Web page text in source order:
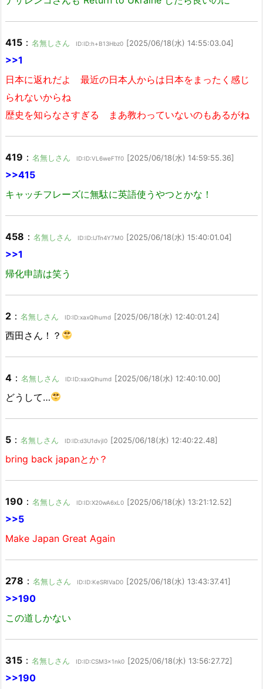
415 ： 名無しさん ID:ID:h+B13Hbz0 [2025/06/18(水) 14:55:03.04]
>>1
日本に返れだよ 最近の日本人からは日本をまったく感じ
られないからね
歴史を知らなさすぎる まあ教わっていないのもあるがね
419 ： 名無しさん ID:ID:VL6weFTf0 [2025/06/18(水) 14:59:55.36]
>>415
キャッチフレーズに無駄に英語使うやつとかな！
458 ： 名無しさん ID:ID:lJTn4Y7M0 [2025/06/18(水) 15:40:01.04]
>>1
帰化申請は笑う
2 ： 名無しさん ID:ID:xaxQlhumd [2025/06/18(水) 12:40:01.24]
西田さん！？
4 ： 名無しさん ID:ID:xaxQlhumd [2025/06/18(水) 12:40:10.00]
どうして…
5 ： 名無しさん ID:ID:d3U1dvjI0 [2025/06/18(水) 12:40:22.48]
bring back japanとか？
190 ： 名無しさん ID:ID:X20wA6xL0 [2025/06/18(水) 13:21:12.52]
>>5
Make Japan Great Again
278 ： 名無しさん ID:ID:KeSRIVaD0 [2025/06/18(水) 13:43:37.41]
>>190
この道しかない
315 ： 名無しさん ID:ID:CSM3x1nk0 [2025/06/18(水) 13:56:27.72]
>>190